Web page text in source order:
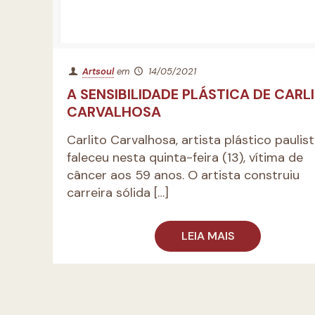
Artsoul em 14/05/2021
A SENSIBILIDADE PLÁSTICA DE
CARVALHOSA
Carlito Carvalhosa, artista plástico
faleceu nesta quinta-feira (13), vítima de
câncer aos 59 anos. O artista construiu
carreira sólida […]
LEIA MAIS